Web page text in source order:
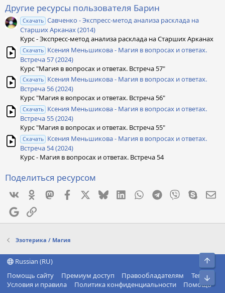
ё
з
д
Другие ресурсы пользователя Барин
Скачать Савченко - Экспресс-метод анализа расклада на
Старших Арканах (2014)
Курс - Экспресс-метод анализа расклада на Старших Арканах
Скачать Ксения Меньшикова - Магия в вопросах и ответах.
Встреча 57 (2024)
Курс "Магия в вопросах и ответах. Встреча 57"
Скачать Ксения Меньшикова - Магия в вопросах и ответах.
Встреча 56 (2024)
Курс "Магия в вопросах и ответах. Встреча 56"
Скачать Ксения Меньшикова - Магия в вопросах и ответах.
Встреча 55 (2024)
Курс "Магия в вопросах и ответах. Встреча 55"
Скачать Ксения Меньшикова - Магия в вопросах и ответах.
Встреча 54 (2024)
Курс - Магия в вопросах и ответах. Встреча 54
Поделиться ресурсом
VkontakteOdnoklassniki
MastodonFacebook BlueskyLinkedInWhatsApp
Telegram
Viber Skype
GoogleСсылка
Эзотерика / Магия
Russian (RU)
Помощь сайту
Премиум доступ Правообладателям
Теги
Условия и правила
Политика конфиденциальности Помощь